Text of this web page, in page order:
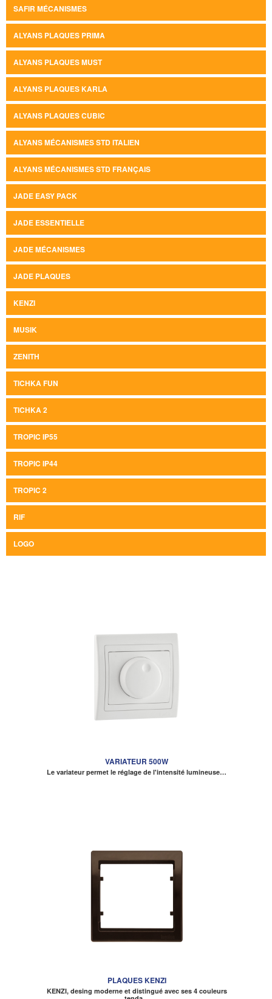
SAFIR MÉCANISMES
ALYANS PLAQUES PRIMA
ALYANS PLAQUES MUST
ALYANS PLAQUES KARLA
ALYANS PLAQUES CUBIC
ALYANS MÉCANISMES STD ITALIEN
ALYANS MÉCANISMES STD FRANÇAIS
JADE EASY PACK
JADE ESSENTIELLE
JADE MÉCANISMES
JADE PLAQUES
KENZI
MUSIK
ZENITH
TICHKA FUN
TICHKA 2
TROPIC IP55
TROPIC IP44
TROPIC 2
RIF
LOGO
VARIATEUR 500W
Le variateur permet le réglage de l'intensité lumineuse…
PLAQUES KENZI
KENZI, desing moderne et distingué avec ses 4 couleurs